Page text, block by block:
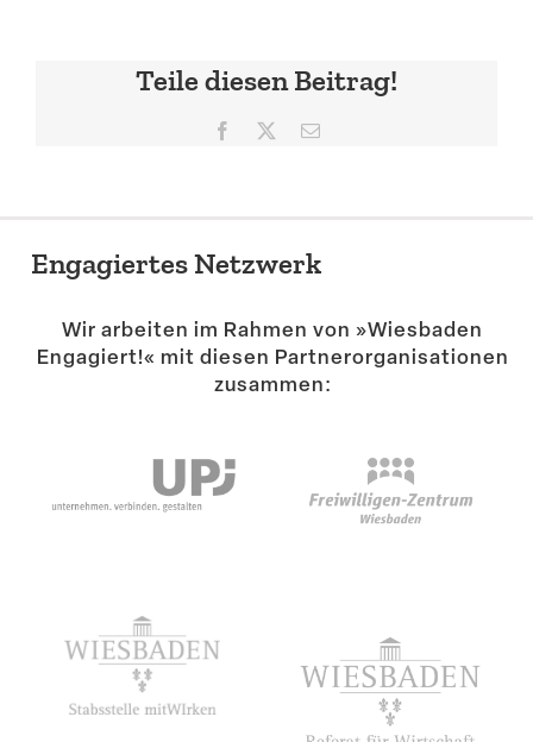
Teile diesen Beitrag!
Facebook E-
Engagiertes Netzwerk
Wir arbeiten im Rahmen von »Wiesbaden
Engagiert!« mit diesen Partner­or­ga­ni­sa­tionen
zusammen: